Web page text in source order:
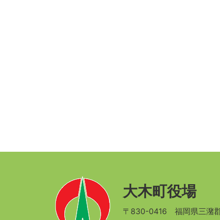
大木町役場
〒830-0416 福岡県三潴